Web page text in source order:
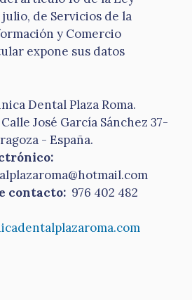
de Servicios de la
y Comercio
expone sus datos
Dental Plaza Roma.
Calle José García Sánchez 37-
- España.
contacto: 976 402 482